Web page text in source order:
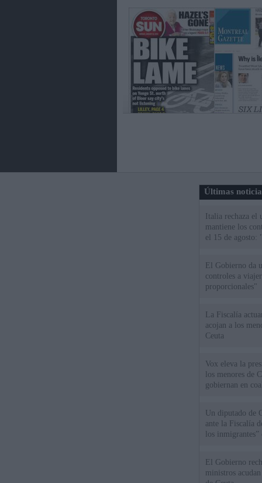
Últimas
Italia rechaza
mantiene los
el 15 de agosto:
El Gobierno da
controles a
proporcionales"
La Fiscalía
acojan a los
Ceuta
Vox eleva la
los menores de
gobiernan en
Un diputado de
ante la Fiscalía
los inmigrantes”
El Gobierno
ministros